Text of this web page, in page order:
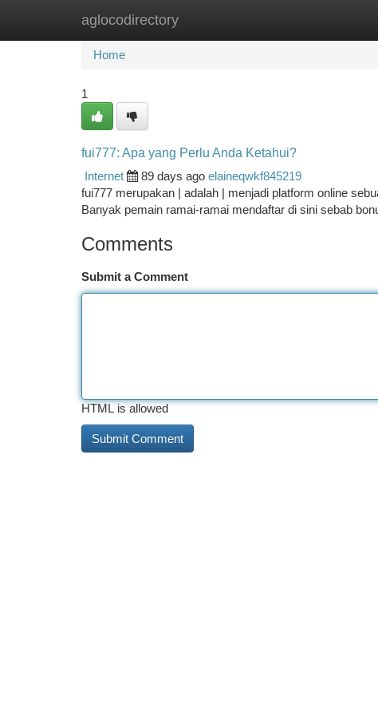
aglocodirectory
Home New Site Listings
Home
1
fui777: Apa yang Perlu Anda Ketahui?
Internet
89 days ago elaineqwkf845219
fui777 merupakan | adalah | menjadi platform online
Banyak pemain ramai-ramai mendaftar di sini sebab
Comments
Submit a Comment
HTML is allowed